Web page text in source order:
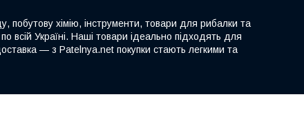
побутову хімію, інструменти, товари для рибалки та
всій Україні. Наші товари ідеально підходять для
— з Patelnya.net покупки стають легкими та